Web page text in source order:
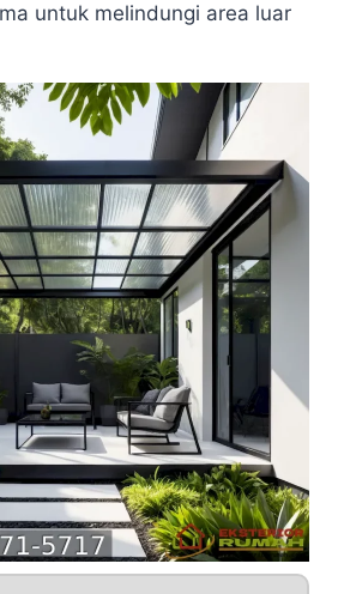
untuk melindungi area luar